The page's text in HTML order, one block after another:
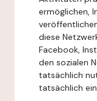
ermöglichen,
diese
Facebook,
den sozialen
tatsächlich
tatsächlich